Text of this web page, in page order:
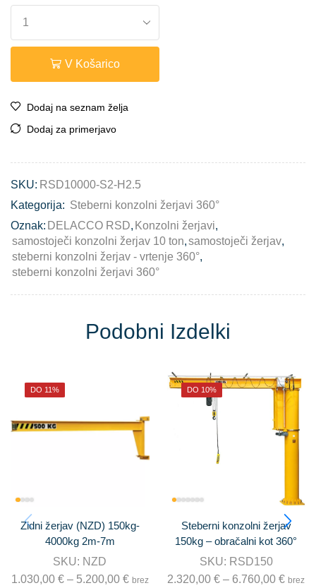
V Košarico
Dodaj na seznam želja
Dodaj za primerjavo
SKU: RSD10000-S2-H2.5
Kategorija: Steberni konzolni žerjavi 360°
Oznak: DELACCO RSD, Konzolni žerjavi,
samostoječi konzolni žerjav 10 ton,samostoječi žerjav,
steberni konzolni žerjav - vrtenje 360°,
steberni konzolni žerjavi 360°
Podobni Izdelki
DO 11%
Zidni žerjav (NZD) 150kg-
4000kg 2m-7m
SKU: NZD
1.030,00 € – 5.200,00 € brez
DO 10%
Steberni konzolni žerjav
150kg – obračalni kot 360°
SKU: RSD150
2.320,00€ – 6.760,00€ brez